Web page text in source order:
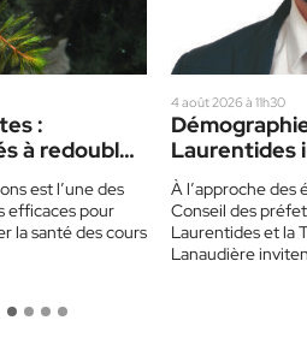
:
à redoubler
est l’une des
efficaces pour
la santé des cours
4 août 2026 à 11h30
Laurentides
politiques
À l’approche des
Conseil des
Laurentides et la
Lanaudière